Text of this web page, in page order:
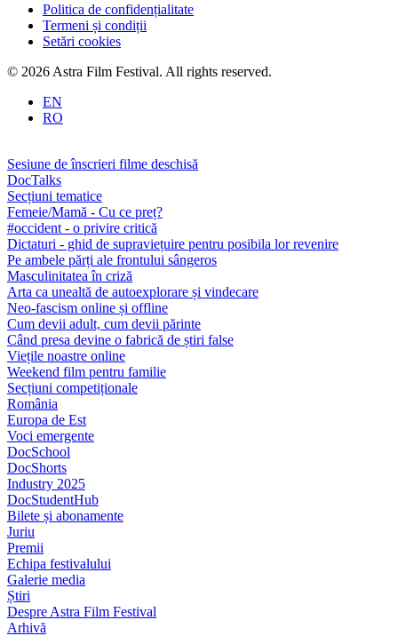
Politica de confidențialitate
Termeni și condiții
Setări cookies
© 2026 Astra Film Festival. All rights reserved.
EN
RO
Sesiune de înscrieri filme deschisă
DocTalks
Secțiuni tematice
Femeie/Mamă - Cu ce preț?
#occident - o privire critică
Dictaturi - ghid de supraviețuire pentru posibila lor revenire
Pe ambele părți ale frontului sângeros
Masculinitatea în criză
Arta ca unealtă de autoexplorare și vindecare
Neo-fascism online și offline
Cum devii adult, cum devii părinte
Când presa devine o fabrică de știri false
Viețile noastre online
Weekend film pentru familie
Secțiuni competiționale
România
Europa de Est
Voci emergente
DocSchool
DocShorts
Industry 2025
DocStudentHub
Bilete și abonamente
Juriu
Premii
Echipa festivalului
Galerie media
Știri
Despre Astra Film Festival
Arhivă